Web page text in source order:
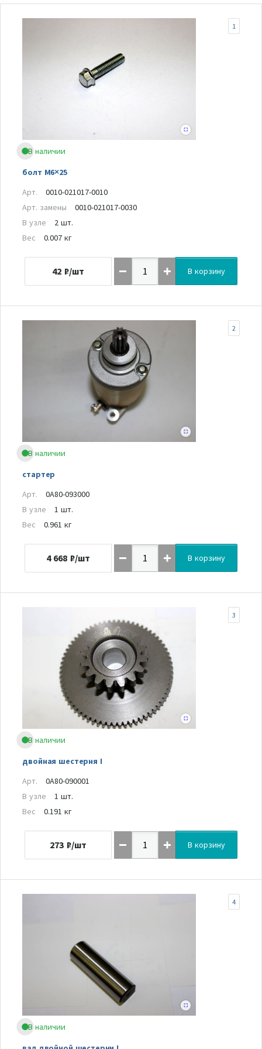
В наличии
болт M6×25
1
Арт.
0010-021017-0010
Арт. замены
0010-021017-0030
В узле
2 шт.
Вес
0.007 кг
42 ₽/шт В корзину
В наличии
стартер
2
Арт.
0A80-093000
В узле
1 шт.
Вес
0.961 кг
4 668 ₽/шт В корзину
В наличии
двойная шестерня I
3
Арт.
0A80-090001
В узле
1 шт.
Вес
0.191 кг
273 ₽/шт В корзину
В наличии
4